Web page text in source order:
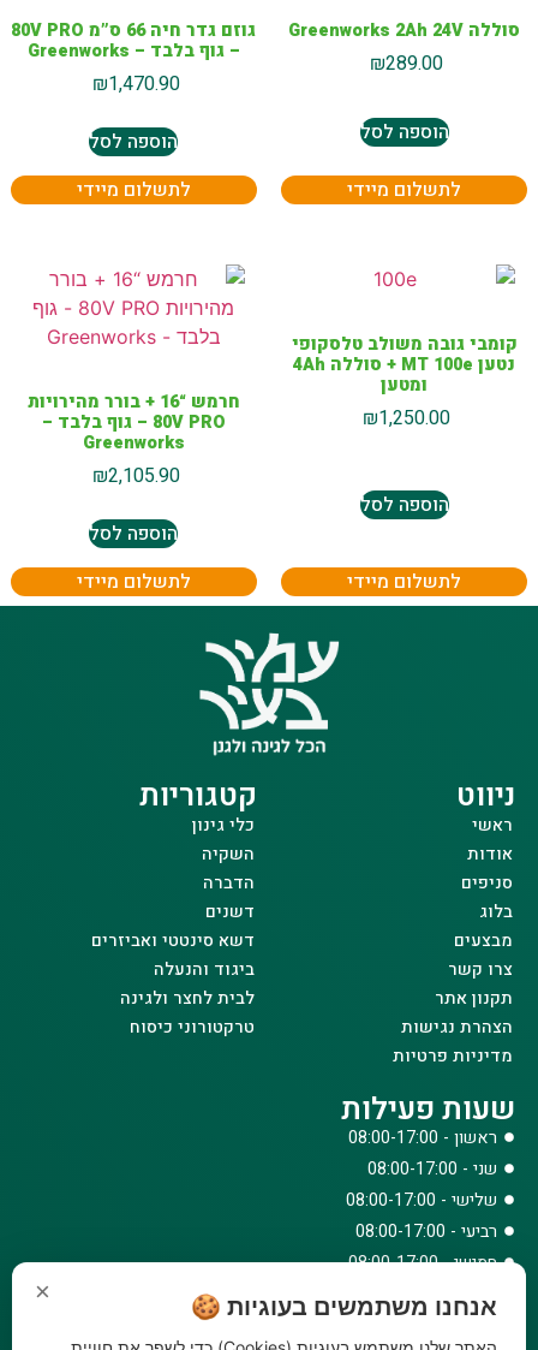
סוללה Greenworks 2Ah 24V
₪289.00
הוספה לסל
לתשלום מיידי
גוזם גדר חיה 66 ס”מ 80V PRO
– גוף בלבד – Greenworks
₪1,470.90
הוספה לסל
לתשלום מיידי
קומבי גובה משולב טלסקופי
נטען MT 100e + סוללה 4Ah
ומטען
₪1,250.00
הוספה לסל
לתשלום מיידי
חרמש “16 + בורר מהירויות
80V PRO – גוף בלבד –
Greenworks
₪2,105.90
הוספה לסל
לתשלום מיידי
ניווט
ראשי
אודות
סניפים
בלוג
מבצעים
צרו קשר
תקנון אתר
הצהרת נגישות
מדיניות פרטיות
קטגוריות
כלי גינון
השקיה
הדברה
דשנים
דשא סינטטי ואביזרים
ביגוד והנעלה
לבית לחצר ולגינה
טרקטורוני כיסוח
שעות פעילות
ראשון - 08:00-17:00
שני - 08:00-17:00
שלישי - 08:00-17:00
רביעי - 08:00-17:00
חמישי - 08:00-17:00
× אנחנו משתמשים בעוגיות 🍪